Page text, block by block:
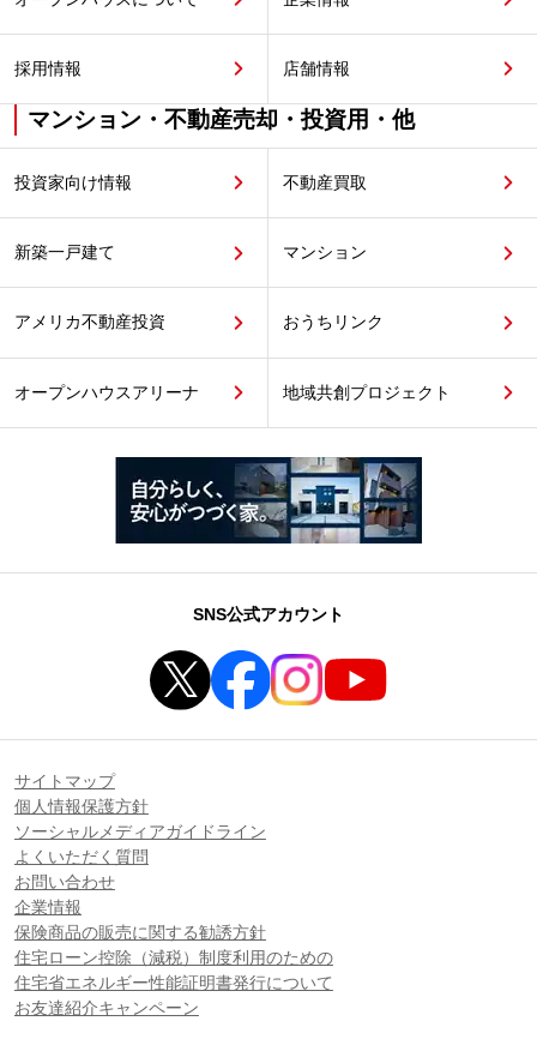
採用情報 店舗情報
マンション・不動産売却・投資用・他
投資家向け情報 不動産買取
新築一戸建て マンション
アメリカ不動産投資 おうちリンク
オープンハウスアリーナ 地域共創プロジェクト
SNS公式アカウント
サイトマップ
個人情報保護方針
ソーシャルメディアガイドライン
よくいただく質問
お問い合わせ
企業情報
保険商品の販売に関する勧誘方針
住宅ローン控除（減税）制度利用のための
住宅省エネルギー性能証明書発行について
お友達紹介キャンペーン